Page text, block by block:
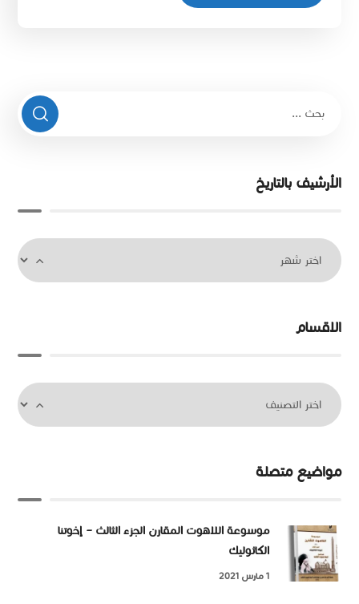
الأرشيف بالتاريخ
الاقسام
مواضيع متصلة
موسوعة اللاهوت المقارن الجزء الثالث – إخوتنا
الكاثوليك
1 مارس 2021